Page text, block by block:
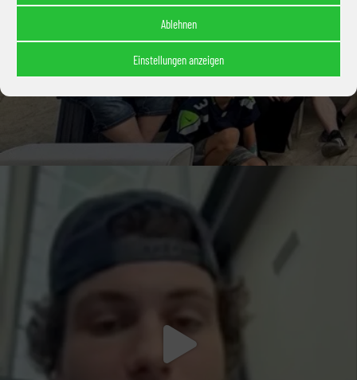
Ablehnen
Einstellungen anzeigen